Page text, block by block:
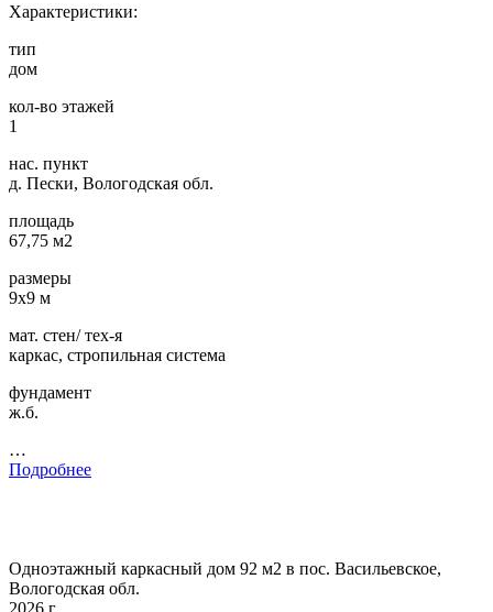
Характеристики:
тип
дом
кол-во этажей
1
нас. пункт
д. Пески, Вологодская обл.
площадь
67,75 м2
размеры
9х9 м
мат. стен/ тех-я
каркас, стропильная система
фундамент
ж.б.
…
Подробнее
Одноэтажный каркасный дом 92 м2 в пос. Васильевское,
Вологодская обл.
2026 г.